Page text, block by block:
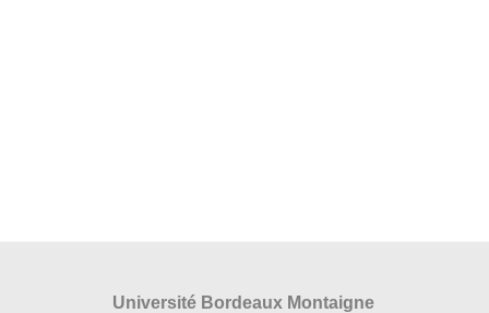
Université Bordeaux Montaigne